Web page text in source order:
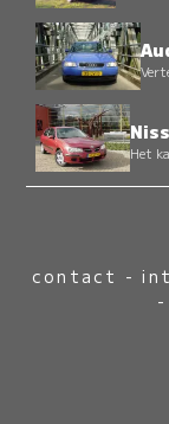
Het
contact -
-